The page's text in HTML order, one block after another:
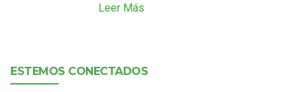
Leer Más
ESTEMOS CONECTADOS